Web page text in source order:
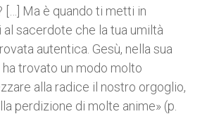
[…] Ma è quando ti metti in
sacerdote che la tua umiltà
autentica. Gesù, nella sua
trovato un modo molto
alla radice il nostro orgoglio,
perdizione di molte anime» (p.